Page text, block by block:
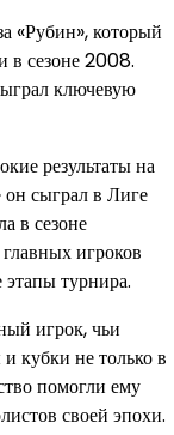
«Рубин», который
в сезоне 2008.
ключевую
результаты на
он сыграл в Лиге
в сезоне
игроков
турнира.
игрок, чьи
кубки не только в
помогли ему
своей эпохи.